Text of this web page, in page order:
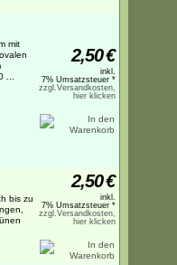
mit
...
2,50€
inkl.
7% Umsatzsteuer *
zzgl.Versandkosten,
hier klicken
bis zu
2,50€
inkl.
7% Umsatzsteuer *
zzgl.Versandkosten,
hier klicken